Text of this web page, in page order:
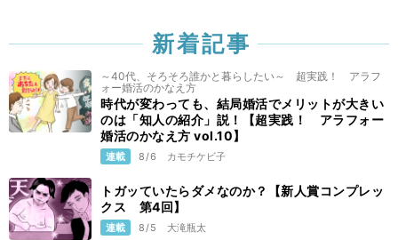
新着記事
～40代、そろそろ誰かと暮らしたい～ 超実践！ アラフ
ォー婚活のかなえ方
時代が変わっても、結局婚活でメリットが大きい
のは「知人の紹介」説！【超実践！ アラフォー
婚活のかなえ方 vol.10】
連載 8/6 カモチケビ子
トガッていたらダメなのか？【新人賞コンプレッ
クス 第4回】
連載 8/5 大滝瓶太